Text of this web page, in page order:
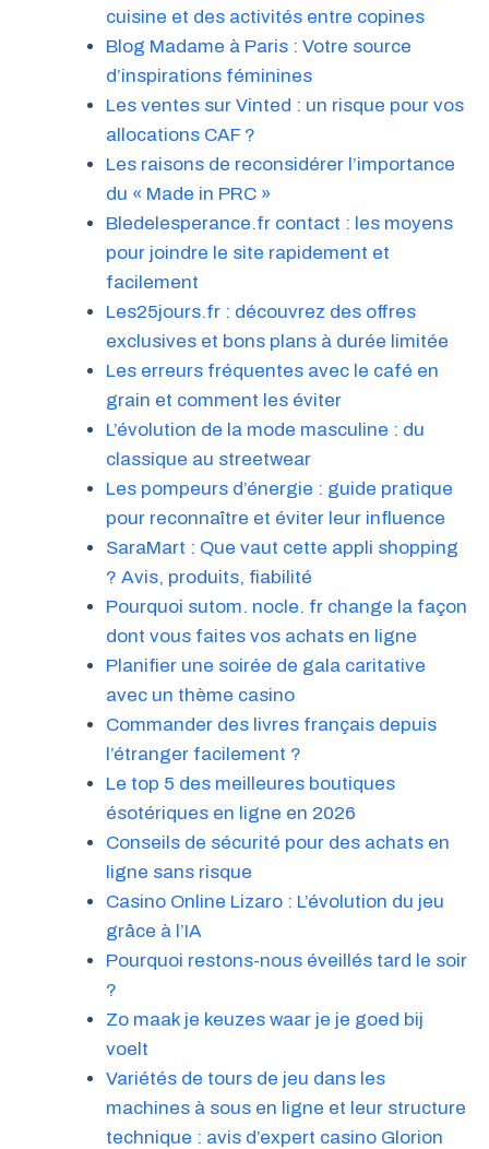
cuisine et des activités entre copines
Blog Madame à Paris : Votre source
d’inspirations féminines
Les ventes sur Vinted : un risque pour vos
allocations CAF ?
Les raisons de reconsidérer l’importance
du « Made in PRC »
Bledelesperance.fr contact : les moyens
pour joindre le site rapidement et
facilement
Les25jours.fr : découvrez des offres
exclusives et bons plans à durée limitée
Les erreurs fréquentes avec le café en
grain et comment les éviter
L’évolution de la mode masculine : du
classique au streetwear
Les pompeurs d’énergie : guide pratique
pour reconnaître et éviter leur influence
SaraMart : Que vaut cette appli shopping
? Avis, produits, fiabilité
Pourquoi sutom. nocle. fr change la façon
dont vous faites vos achats en ligne
Planifier une soirée de gala caritative
avec un thème casino
Commander des livres français depuis
l’étranger facilement ?
Le top 5 des meilleures boutiques
ésotériques en ligne en 2026
Conseils de sécurité pour des achats en
ligne sans risque
Casino Online Lizaro : L’évolution du jeu
grâce à l’IA
Pourquoi restons-nous éveillés tard le soir
?
Zo maak je keuzes waar je je goed bij
voelt
Variétés de tours de jeu dans les
machines à sous en ligne et leur structure
technique : avis d’expert casino Glorion